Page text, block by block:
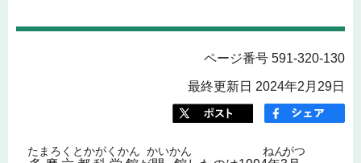
ページ番号 591-320-130
最終更新日 2024年2月29日
たまろくとかがくかん かいかん ねんがつ